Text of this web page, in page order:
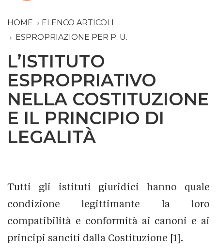
HOME
ELENCO ARTICOLI
ESPROPRIAZIONE PER P. U.
L’ISTITUTO
ESPROPRIATIVO
NELLA COSTITUZIONE
E IL PRINCIPIO DI
LEGALITÀ
Tutti gli istituti giuridici hanno quale
condizione legittimante la loro
compatibilità e conformità ai canoni e ai
principi sanciti dalla Costituzione [1].